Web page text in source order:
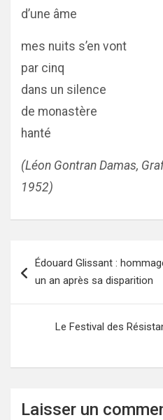
d’une âme
mes nuits s’en vont
par cinq
dans un silence
de monastère
hanté
(Léon Gontran Damas,
1952)
de
Édouard Glissant :
un an après sa disparition
Le Festival des
Laisser un